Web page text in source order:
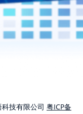
技有限公司 粤ICP备